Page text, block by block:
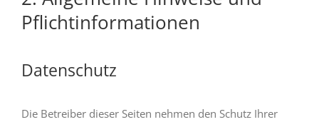
Pflichtinformationen
Datenschutz
Die Betreiber dieser Seiten nehmen den Schutz Ihrer